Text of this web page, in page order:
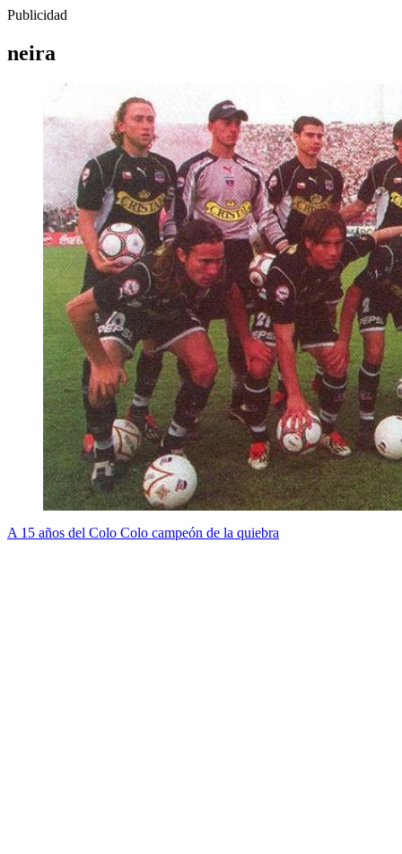
Publicidad
neira
A 15 años del Colo Colo campeón de la quiebra